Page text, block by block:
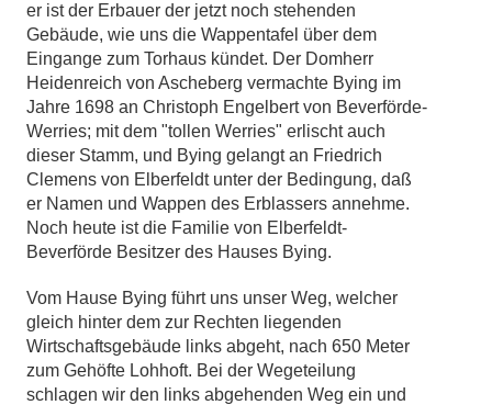
er ist der Erbauer der jetzt noch stehenden
Gebäude, wie uns die Wappentafel über dem
Eingange zum Torhaus kündet. Der Domherr
Heidenreich von Ascheberg vermachte Bying im
Jahre 1698 an Christoph Engelbert von Beverförde-
Werries; mit dem "tollen Werries" erlischt auch
dieser Stamm, und Bying gelangt an Friedrich
Clemens von Elberfeldt unter der Bedingung, daß
er Namen und Wappen des Erblassers annehme.
Noch heute ist die Familie von Elberfeldt-
Beverförde Besitzer des Hauses Bying.
Vom Hause Bying führt uns unser Weg, welcher
gleich hinter dem zur Rechten liegenden
Wirtschaftsgebäude links abgeht, nach 650 Meter
zum Gehöfte Lohhoft. Bei der Wegeteilung
schlagen wir den links abgehenden Weg ein und